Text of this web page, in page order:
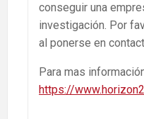
conseguir una
investigación. Por
al ponerse en
Para mas
https://